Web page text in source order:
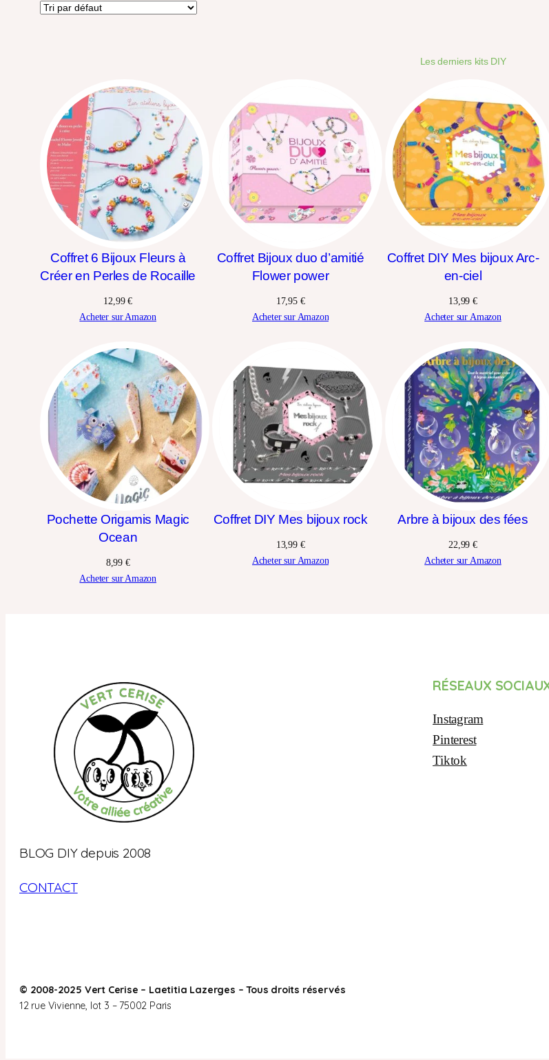
Les derniers kits DIY
Coffret 6 Bijoux Fleurs à
Créer en Perles de Rocaille
12,99€
Acheter sur Amazon
Coffret Bijoux duo d’amitié
Flower power
17,95 €
Acheter sur Amazon
Coffret DIY Mes bijoux Arc-
en-ciel
13,99 €
Acheter sur Amazon
Pochette Origamis Magic
Ocean
8,99 €
Acheter sur Amazon
Coffret DIY Mes bijoux rock
13,99 €
Acheter sur Amazon
Arbre à bijoux des fées
22,99 €
Acheter sur Amazon
BLOG DIY depuis 2008
CONTACT
RÉSEAUX
Instagram
Pinterest
Tiktok
© 2008-2025 Vert Cerise – Laetitia Lazerges – Tous droits réservés
12 rue Vivienne, lot 3 – 75002 Paris